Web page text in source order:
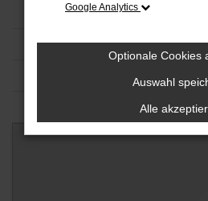
Google Analytics
Optionale Cookies
Auswahl
Alle